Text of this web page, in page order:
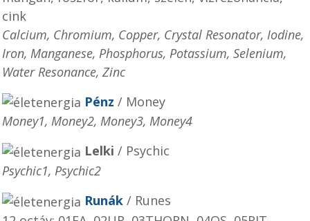
cink
Calcium, Chromium, Copper, Crystal Resonator, Iodine,
Iron, Manganese, Phosphorus, Potassium, Selenium,
Water Resonance, Zinc
Pénz / Money
Money1, Money2, Money3, Money4
Lelki / Psychic
Psychic1, Psychic2
Runák / Runes